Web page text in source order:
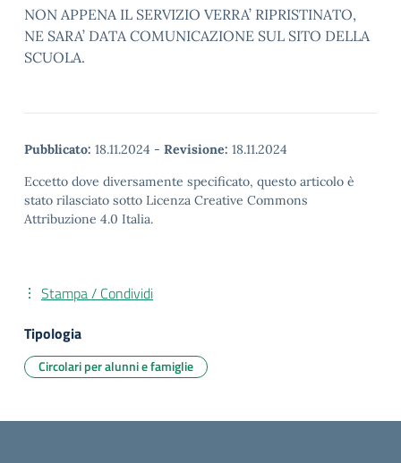
NON APPENA IL SERVIZIO VERRA’ RIPRISTINATO,
NE SARA’ DATA COMUNICAZIONE SUL SITO DELLA
SCUOLA.
Pubblicato: 18.11.2024 - Revisione: 18.11.2024
Eccetto dove diversamente specificato, questo articolo è
stato rilasciato sotto Licenza Creative Commons
Attribuzione 4.0 Italia.
Stampa / Condividi
Tipologia
Circolari per alunni e famiglie